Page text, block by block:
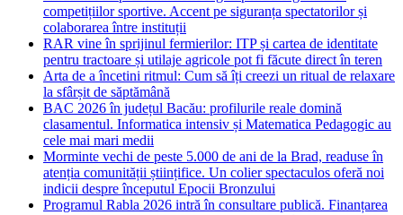
competițiilor sportive. Accent pe siguranța spectatorilor și
colaborarea între instituții
RAR vine în sprijinul fermierilor: ITP și cartea de identitate
pentru tractoare și utilaje agricole pot fi făcute direct în teren
Arta de a încetini ritmul: Cum să îți creezi un ritual de relaxare
la sfârșit de săptămână
BAC 2026 în județul Bacău: profilurile reale domină
clasamentul. Informatica intensiv și Matematica Pedagogic au
cele mai mari medii
Morminte vechi de peste 5.000 de ani de la Brad, readuse în
atenția comunității științifice. Un colier spectaculos oferă noi
indicii despre începutul Epocii Bronzului
Programul Rabla 2026 intră în consultare publică. Finanțarea